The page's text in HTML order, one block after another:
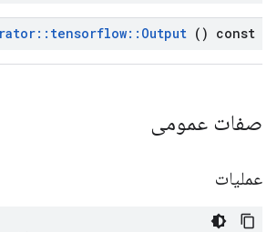
:: tensorflow:: Output () const
صفات عمومی
عملیات